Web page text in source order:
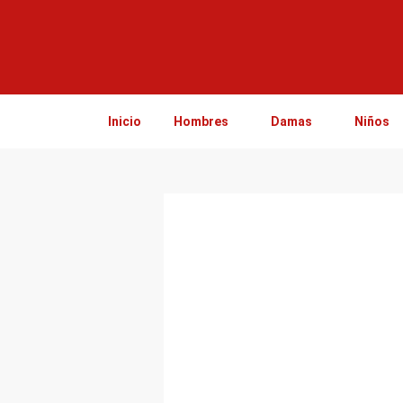
Inicio Hombres Damas Niños